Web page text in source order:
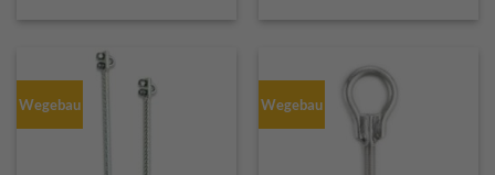
Wegebau Wegebau